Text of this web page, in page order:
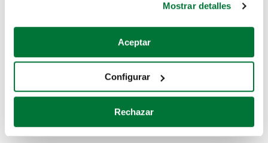
Si lo permite, también quisiéramos:
Recopilar información sobre su ubicación geográfica
Identificar su dispositivo analizándolo activamente
para buscar características específicas (huellas
Obtenga más información sobre cómo se procesan sus
Mostrar detalles
Aceptar
Configurar
Rechazar
Coches de segunda mano
Coches de km0